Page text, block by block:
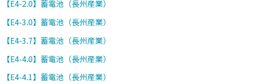
【E4-2.0】蓄電池（長州産業）
【E4-3.0】蓄電池（長州産業）
【E4-3.7】蓄電池（長州産業）
【E4-4.0】蓄電池（長州産業）
【E4-4.1】蓄電池（長州産業）